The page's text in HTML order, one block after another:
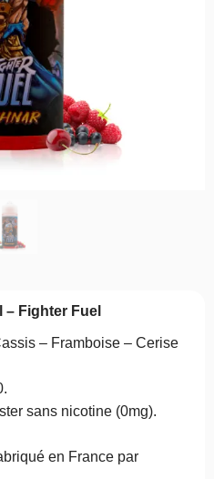
– Fighter Fuel
– Framboise – Cerise
sans nicotine (0mg).
en France par